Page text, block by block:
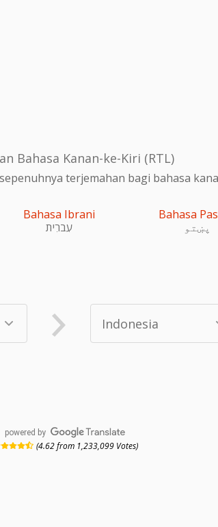
Bahasa Kanan-ke-Kiri (RTL)
terjemahan bagi bahasa
Bahasa Ibrani
עִברִית
Bahasa
پښتو
powered by
(4.62 from 1,233,099 Votes)